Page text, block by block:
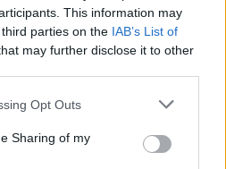
This information may
parties on the IAB’s List of
may further disclose it to other
Opt Outs
Sharing of my